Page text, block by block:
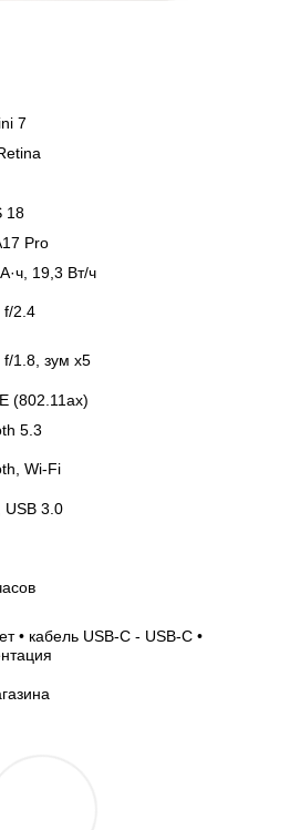
7
18
Pro
19,3 Вт/ч
2.4
1.8, зум x5
(802.11ax)
5.3
Wi-Fi
USB 3.0
• кабель USB-C - USB-C •